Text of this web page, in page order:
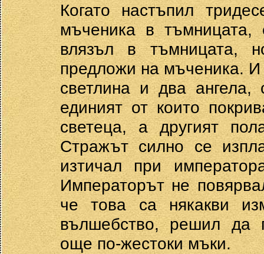
Когато настъпил
мъченика в тъмницата,
влязъл в тъмницата,
предложи на мъченика. И
светлина и два
единият от които
светеца, а другият
Стражът силно се
изтичал при
Императорът не
че това са някакви
вълшебство, решил да
още по-жестоки мъки.